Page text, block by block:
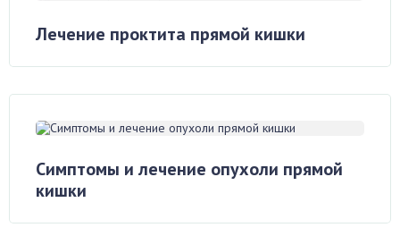
Лечение проктита прямой кишки
Симптомы и лечение опухоли прямой
кишки